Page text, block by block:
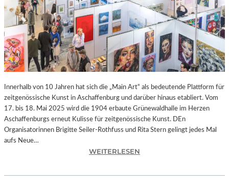
Innerhalb von 10 Jahren hat sich die „Main Art“ als bedeutende Plattform für
zeitgenössische Kunst in Aschaffenburg und darüber hinaus etabliert. Vom
17. bis 18. Mai 2025 wird die 1904 erbaute Grünewaldhalle im Herzen
Aschaffenburgs erneut Kulisse für zeitgenössische Kunst. DEn
Organisatorinnen Brigitte Seiler-Rothfuss und Rita Stern gelingt jedes Mal
aufs Neue…
WEITERLESEN